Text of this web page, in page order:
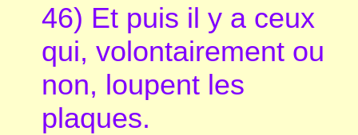
46) Et puis il y a ceux
qui, volontairement ou
non, loupent les
plaques.